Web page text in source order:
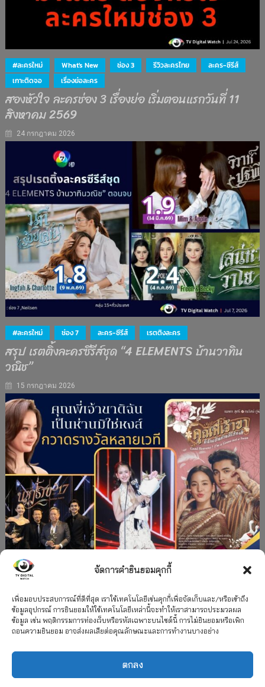
จัดการคำยินยอมคุกกี้
เพื่อมอบประสบการณ์ที่ดีที่สุด เราใช้เทคโนโลยีเช่นคุกกี้เพื่อจัดเก็บและ/หรือเข้าถึง
ข้อมูลอุปกรณ์ การยินยอมให้ใช้เทคโนโลยีเหล่านี้จะทำให้เราสามารถประมวลผล
ข้อมูล เช่น พฤติกรรมการท่องเว็บหรือรหัสเฉพาะบนไซต์นี้ การไม่ยินยอมหรือเพิก
ถอนความยินยอม อาจส่งผลเสียต่อคุณลักษณะและการทำงานบางอย่าง
ตกลง
#ละครใหม่ What's New ช่อง 3 รีวิวละครไทย
ละคร-ซีรีส์
เกาะติดจอ
เรื่องย่อละคร
สองหัวใจ ละครช่อง 3 เรื่องย่อ เริ่มตอนแรกวันที่ 11
สิงหาคม 2569
24 กรกฎาคม 2026
#ละครใหม่ ช่อง 7 ละคร-ซีรีส์ เรตติงละคร
สรุป เรตติ้งละครซีรีส์ชุด “4 ELEMENTS บ้านวาทิน
วณิช”
15 กรกฎาคม 2026
”คุณพี่เจ้าขาดิฉันเป็นห่านมิใช่หงส์” กวาดรางวัล
เพียบ จาก 8 เวที
2026 TV Digital Watch All Rights Reserved.